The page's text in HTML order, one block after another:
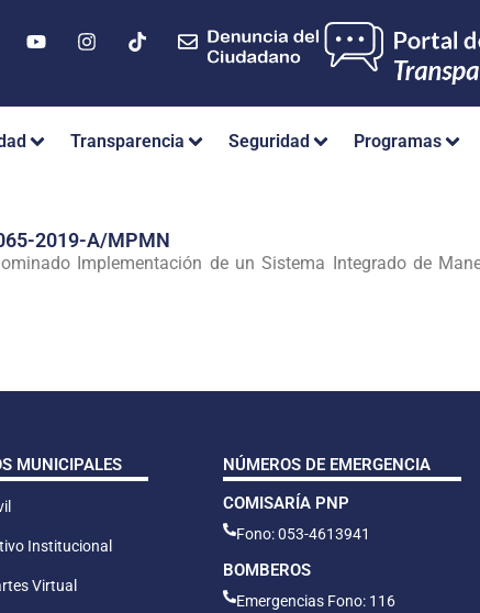
Transparencia Seguridad Programas
065-2019-A/MPMN
Implementación de un Sistema Integrado de
MUNICIPALES
Institucional
Virtual
NÚMEROS DE EMERGENCIA
COMISARÍA PNP
Fono: 053-4613941
BOMBEROS
Emergencias Fono: 116